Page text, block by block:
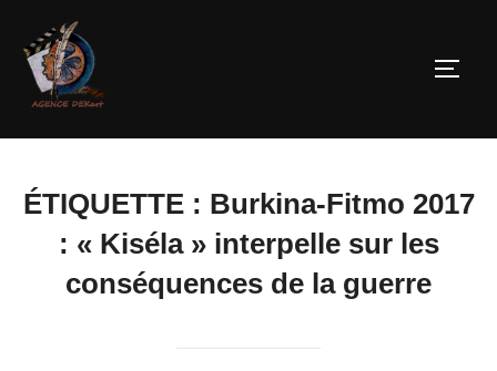
ÉTIQUETTE : Burkina-Fitmo 2017
: « Kiséla » interpelle sur les
conséquences de la guerre